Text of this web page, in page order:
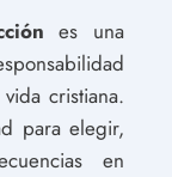
es una
cristiana.
para elegir,
en